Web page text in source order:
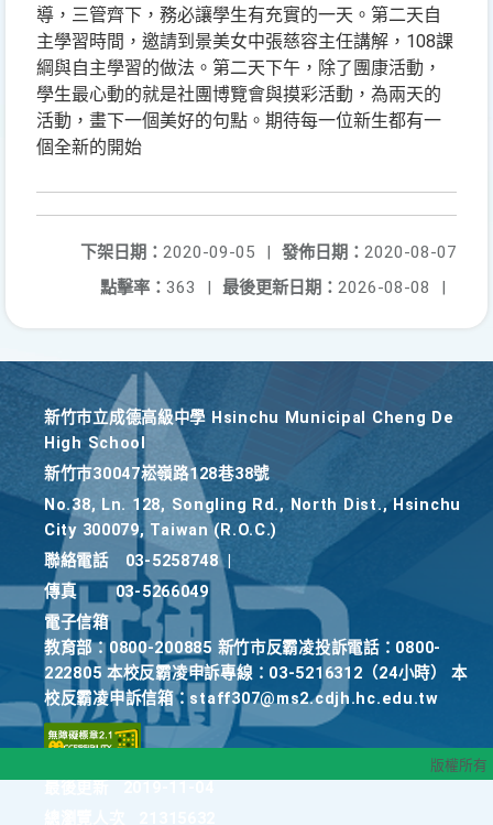
導，三管齊下，務必讓學生有充實的一天。第二天自
主學習時間，邀請到景美女中張慈容主任講解，108課
綱與自主學習的做法。第二天下午，除了團康活動，
學生最心動的就是社團博覽會與摸彩活動，為兩天的
活動，畫下一個美好的句點。期待每一位新生都有一
個全新的開始
發佈日期： 2020-08-07
下架日期： 2020-09-05
|
最後更新日期： 2026-08-08 |
點擊率： 363 |
新竹巿立成德高級中學 Hsinchu Municipal Cheng De
High School
新竹巿30047崧嶺路128巷38號
No.38, Ln. 128, Songling Rd., North Dist., Hsinchu
City 300079, Taiwan (R.O.C.)
聯絡電話
03-5258748
傳真
03-5266049
電子信箱
教育部：0800-200885 新竹市反霸凌投訴電話：0800-
222805 本校反霸凌申訴專線：03-5216312（24小時） 本
校反霸凌申訴信箱：staff307@ms2.cdjh.hc.edu.tw
版權所有